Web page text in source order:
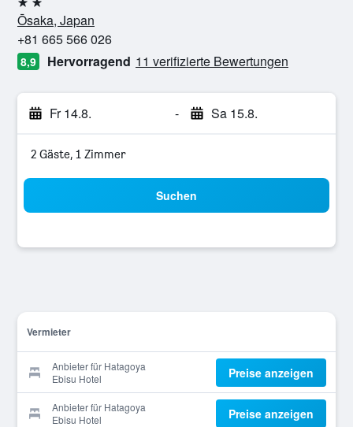
2 Sterne
Ōsaka, Japan
+81 665 566 026
8,9 Hervorragend 11 verifizierte Bewertungen
Fr 14.8. - Sa 15.8.
2 Gäste, 1 Zimmer
Suchen
Vermieter
Anbieter für Hatagoya
Ebisu Hotel
Preise anzeigen
Anbieter für Hatagoya
Ebisu Hotel
Preise anzeigen